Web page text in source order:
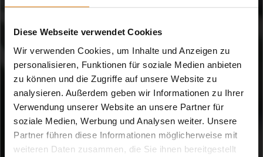
Diese Webseite verwendet Cookies
Wir verwenden Cookies, um Inhalte und Anzeigen zu
personalisieren, Funktionen für soziale Medien anbieten
zu können und die Zugriffe auf unsere Website zu
analysieren. Außerdem geben wir Informationen zu Ihrer
Verwendung unserer Website an unsere Partner für
soziale Medien, Werbung und Analysen weiter. Unsere
Partner führen diese Informationen möglicherweise mit
weiteren Daten zusammen, die Sie ihnen bereitgestellt
Mit den cleveren Gadgets von Weber kannst du selbstbewusst
grillen. Kenne immer den Zustand deiner Speisen. Sei immer
gewiss, dass es wunderbar schmecken wird.
Video abspielen